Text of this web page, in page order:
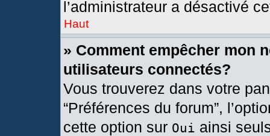
l’administrateur a désactivé
Haut
» Comment empêcher mon
utilisateurs connectés?
Vous trouverez dans votre
“Préférences du forum”,
cette option sur Oui ainsi